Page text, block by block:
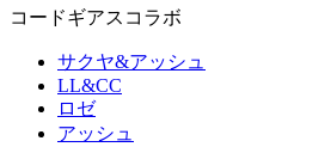
コードギアスコラボ
サクヤ&アッシュ
LL&CC
ロゼ
アッシュ